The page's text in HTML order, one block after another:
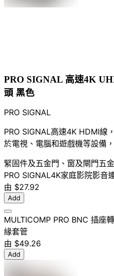
PRO SIGNAL 高速4K
頭 黑色
PRO SIGNAL
PRO SIGNAL高速4K HDMI線
於電視、電腦和遊戲機等設備
緊固件及五金門、窗及閘門五金
PRO SIGNAL4K家庭影院影音
由 $27.92
Add
MULTICOMP PRO BNC 插座
緣套管
由 $49.26
Add